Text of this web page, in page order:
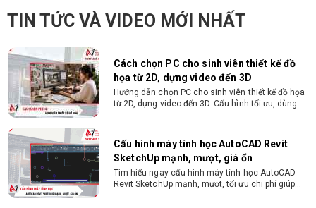
TIN TỨC VÀ VIDEO MỚI NHẤT
triệu đồng - Thủ tục cực kì đơn giản: bản sao
CMND và Hộ khẩu - Xét duyệt nhanh chóng trong
Cách chọn PC cho sinh viên thiết kế đồ
họa từ 2D, dựng video đến 3D
Hướng dẫn chọn PC cho sinh viên thiết kế đồ họa
từ 2D, dựng video đến 3D. Cấu hình tối ưu, dùng
Cấu hình máy tính học AutoCAD Revit
SketchUp mạnh, mượt, giá ổn
Tìm hiểu ngay cấu hình máy tính học AutoCAD
Revit SketchUp mạnh, mượt, tối ưu chi phí giúp